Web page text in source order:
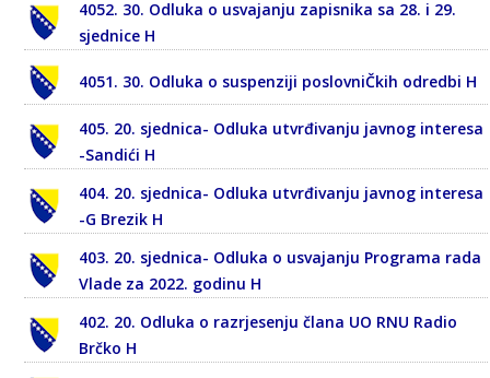
4052. 30. Odluka o usvajanju zapisnika sa 28. i 29.
sjednice H
4051. 30. Odluka o suspenziji poslovniČkih odredbi H
405. 20. sjednica- Odluka utvrđivanju javnog interesa
-Sandići H
404. 20. sjednica- Odluka utvrđivanju javnog interesa
-G Brezik H
403. 20. sjednica- Odluka o usvajanju Programa rada
Vlade za 2022. godinu H
402. 20. Odluka o razrjesenju člana UO RNU Radio
Brčko H